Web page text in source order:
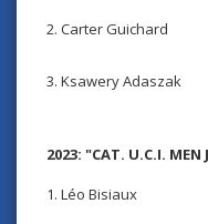
2. Carter Guichard
3. Ksawery Adaszak
2023: "CAT. U.C.I. MEN
1. Léo Bisiaux